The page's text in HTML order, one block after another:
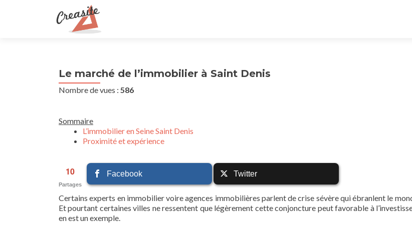
Le marché de l’immobilier à Saint Denis
Nombre de vues : 586
Sommaire
L’immobilier en Seine Saint Denis
Proximité et expérience
10
Partages
Facebook Twitter
Certains experts en immobilier voire agences immobilières parlent de crise sévère qui ébranlent le
Et pourtant certaines villes ne ressentent que légèrement cette conjoncture peut favorable à
en est un exemple.